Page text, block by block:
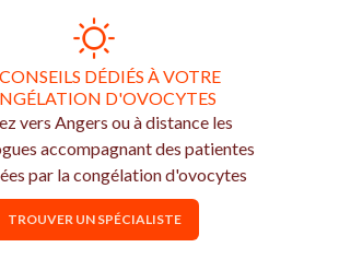
DÉDIÉS À VOTRE
D'OVOCYTES
vers Angers ou à distance les
accompagnant des patientes
par la congélation d'ovocytes
TROUVER UN SPÉCIALISTE